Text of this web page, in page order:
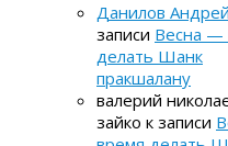
Данилов Андрей
записи Весна —
делать Шанк
пракшалану
валерий
зайко к записи